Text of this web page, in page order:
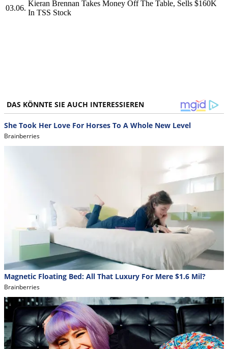
03.06.
Kieran Brennan Takes Money Off The Table, Sells $160K
In TSS Stock